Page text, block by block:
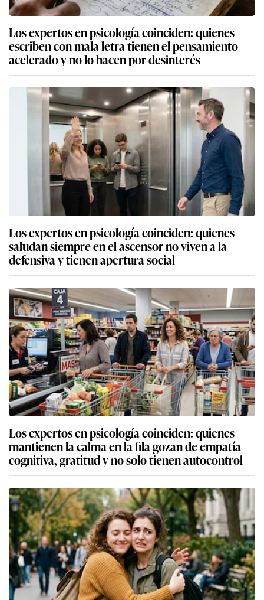
Los expertos en psicología coinciden: quienes
escriben con mala letra tienen el pensamiento
acelerado y no lo hacen por desinterés
Los expertos en psicología coinciden: quienes
saludan siempre en el ascensor no viven a la
defensiva y tienen apertura social
Los expertos en psicología coinciden: quienes
mantienen la calma en la fila gozan de empatía
cognitiva, gratitud y no solo tienen autocontrol